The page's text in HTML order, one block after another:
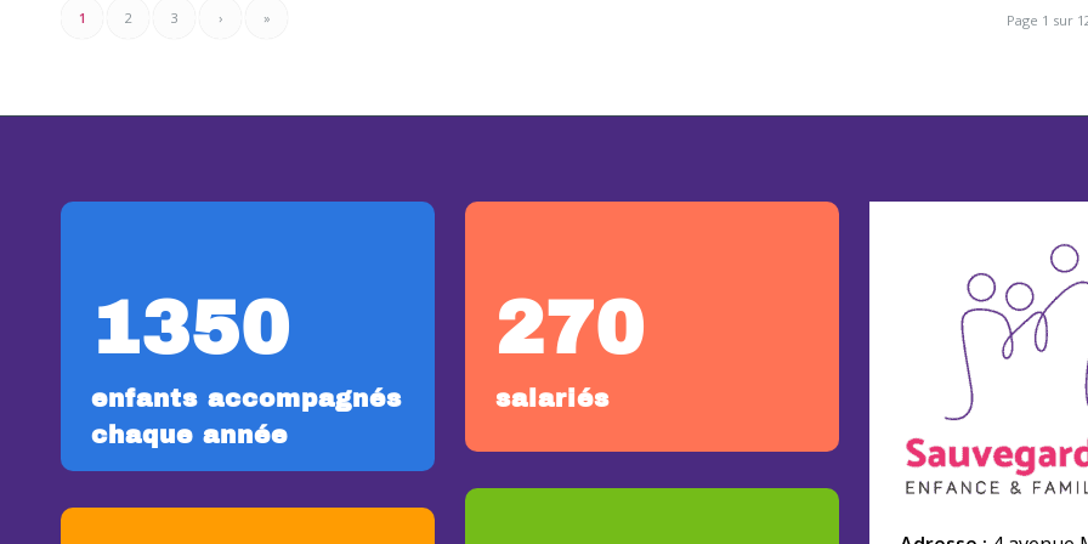
Page 1 sur
1 2 3 › »
1350
enfants accompagnés
chaque année
270
salariés